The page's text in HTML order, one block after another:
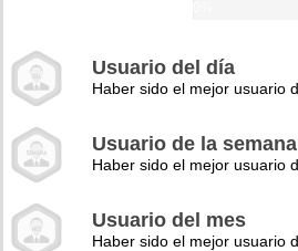
Usuario del día
Haber sido el mejor usuario
Usuario de la semana
Haber sido el mejor usuario
Usuario del mes
Haber sido el mejor usuario